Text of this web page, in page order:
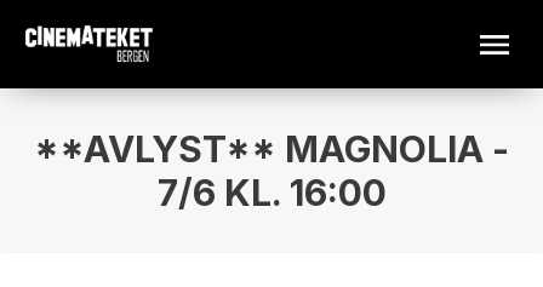
**AVLYST** MAGNOLIA -
7/6 KL. 16:00